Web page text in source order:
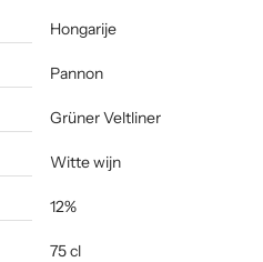
Hongarije
Pannon
Grüner Veltliner
Witte wijn
12%
75 cl